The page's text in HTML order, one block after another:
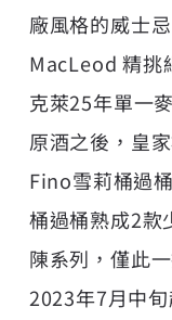
廠風格的威士
MacLeod 精挑
克萊25年單一
原酒之後，皇
Fino雪莉桶過
桶過桶熟成2款
陳系列，僅此
2023年7月中